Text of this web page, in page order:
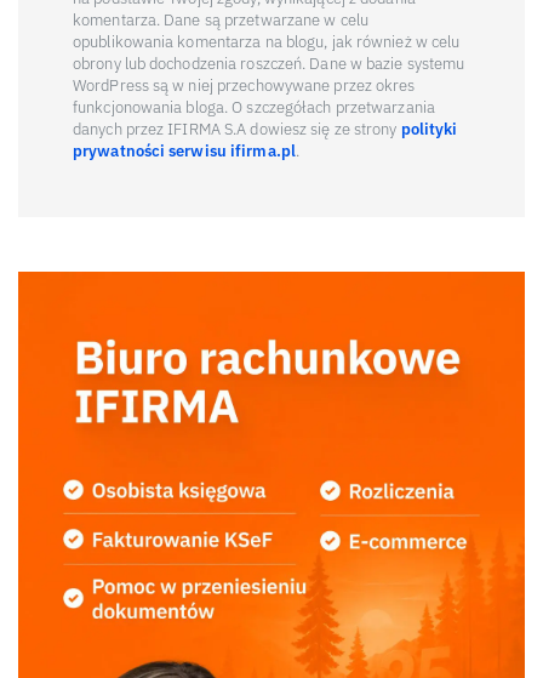
komentarza. Dane są przetwarzane w celu
opublikowania komentarza na blogu, jak również w celu
obrony lub dochodzenia roszczeń. Dane w bazie systemu
WordPress są w niej przechowywane przez okres
funkcjonowania bloga. O szczegółach przetwarzania
danych przez IFIRMA S.A dowiesz się ze strony polityki
prywatności serwisu ifirma.pl.